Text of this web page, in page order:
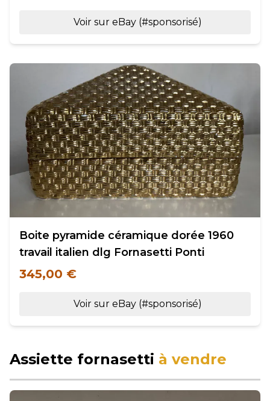
Voir sur eBay (#sponsorisé)
Boite pyramide céramique dorée 1960
travail italien dlg Fornasetti Ponti
345,00 €
Voir sur eBay (#sponsorisé)
Assiette fornasetti à vendre